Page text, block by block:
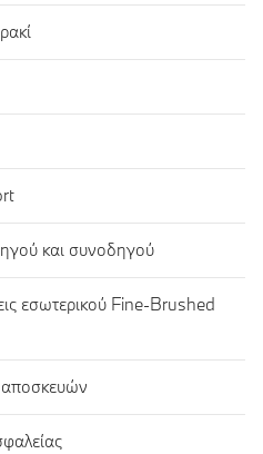
και συνοδηγού
εσωτερικού Fine-Brushed
αποσκευών